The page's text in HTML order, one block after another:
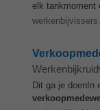
elk tankmoment
Dit ga je doenIn